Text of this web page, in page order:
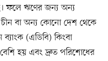
ফলে ঋণের জন্য অন্য
চীন বা অন্য কোনো দেশ থেকে
(এডিবি) কিংবা
হয় এবং দ্রুত পরিশোধের